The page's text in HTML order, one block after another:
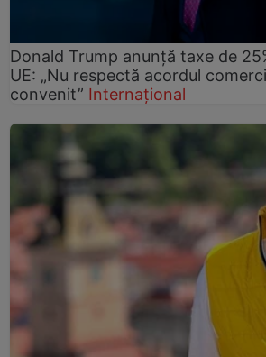
Donald Trump anunță taxe de
UE: „Nu respectă acordul
convenit” Internațional